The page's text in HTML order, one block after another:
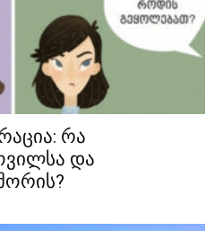
რა
და